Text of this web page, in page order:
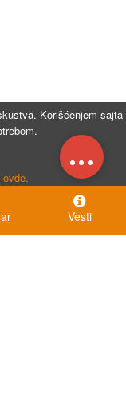
Korišćenjem sajta
ovde.
...
Vesti